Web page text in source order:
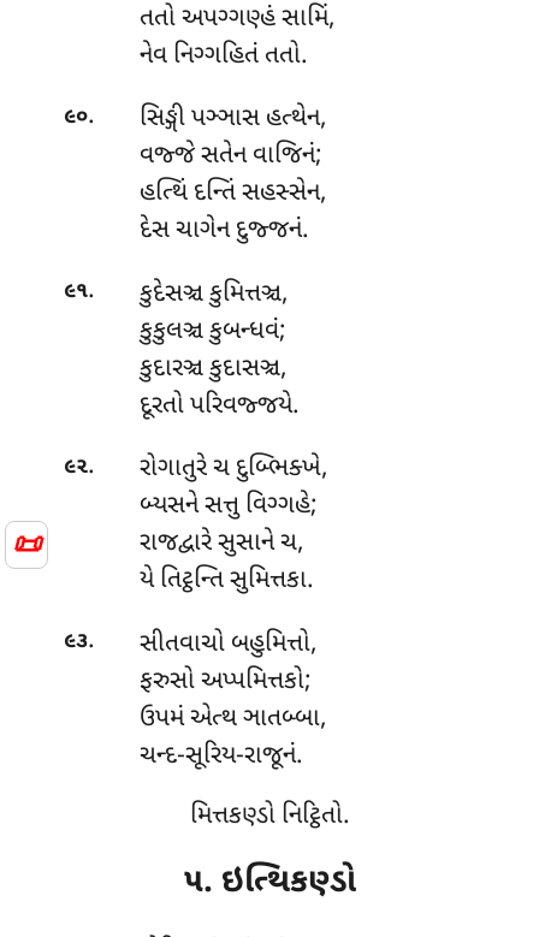
📜
તતો અપગ્ગણ્હં સામિં,
નેવ નિગ્ગહિતં તતો.
૯૦.
સિઙ્ગી પઞ્ઞાસ હત્થેન,
વજ્જે સતેન વાજિનં;
હત્થિં દન્તિં સહસ્સેન,
દેસ ચાગેન દુજ્જનં.
૯૧.
કુદેસઞ્ચ કુમિત્તઞ્ચ,
કુકુલઞ્ચ કુબન્ધવં;
કુદારઞ્ચ કુદાસઞ્ચ,
દૂરતો પરિવજ્જયે.
૯૨.
રોગાતુરે ચ દુબ્ભિક્ખે,
બ્યસને સત્તુ વિગ્ગહે;
રાજદ્વારે સુસાને ચ,
યે તિટ્ઠન્તિ સુમિત્તકા.
૯૩.
સીતવાચો બહુમિત્તો,
ફરુસો અપ્પમિત્તકો;
ઉપમં એત્થ ઞાતબ્બા,
ચન્દ-સૂરિય-રાજૂનં.
મિત્તકણ્ડો નિટ્ઠિતો.
૫. ઇત્થિકણ્ડો